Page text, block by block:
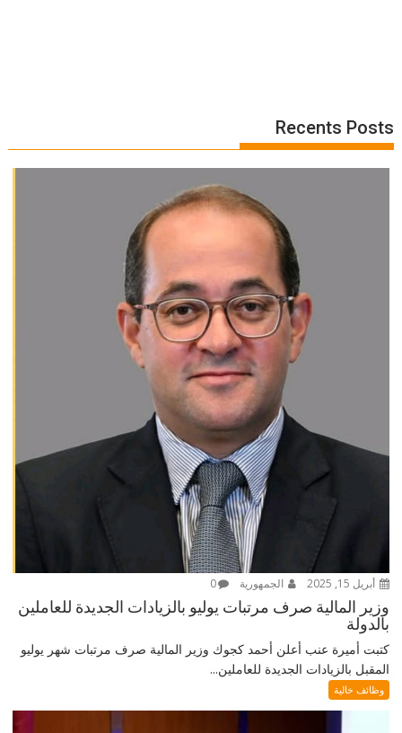
Recents Posts
أبريل 15, 2025 الجمهورية 0
وزير المالية صرف مرتبات يوليو بالزيادات الجديدة للعاملين
بالدولة
كتبت أميرة عنب أعلن أحمد كجوك وزير المالية صرف مرتبات شهر يوليو
المقبل بالزيادات الجديدة للعاملين...
وظائف خالية